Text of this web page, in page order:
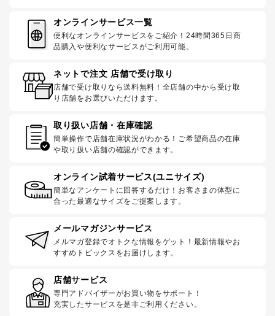
オンラインサービス一覧
便利なオンラインサービスをご紹介！24時間365日商
品購入や便利なサービスがご利用可能。
ネットで注文 店舗で受け取り
店舗で受け取りなら送料無料！全店舗の中から受け取
り店舗をお選びいただけます。
取り扱い店舗・在庫確認
簡単操作で店舗在庫状況がわかる！ご希望商品の在庫
や取り扱い店舗の確認ができます。
オンライン試着サービス(ユニサイズ)
簡単なアンケートに回答するだけ！お客さまの体型に
合った最適なサイズをご提案します。
メールマガジンサービス
メルマガ登録でオトクな情報をゲット！最新情報やお
すすめトピックスをお届けします。
店舗サービス
専門アドバイザーがお買い物をサポート！
充実したサービスを是非ご利用ください。